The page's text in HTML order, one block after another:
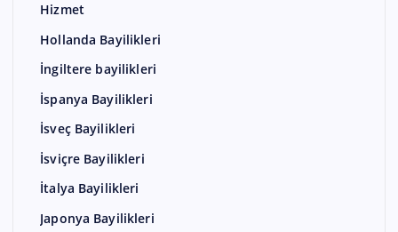
Hizmet
Hollanda Bayilikleri
İngiltere bayilikleri
İspanya Bayilikleri
İsveç Bayilikleri
İsviçre Bayilikleri
İtalya Bayilikleri
Japonya Bayilikleri